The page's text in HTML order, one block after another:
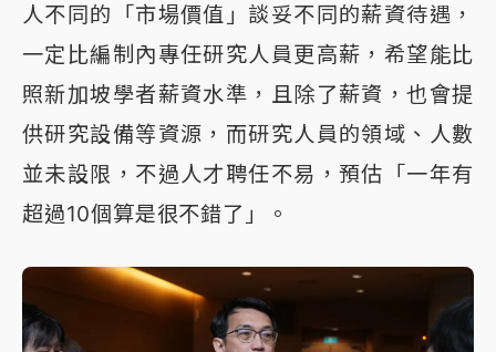
人不同的「市場價值」談妥不同的薪資待遇，
一定比編制內專任研究人員更高薪，希望能比
照新加坡學者薪資水準，且除了薪資，也會提
供研究設備等資源，而研究人員的領域、人數
並未設限，不過人才聘任不易，預估「一年有
超過10個算是很不錯了」。